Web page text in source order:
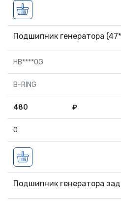
Подшипник генератора
HB****0G
B-RING
480 ₽
0
Подшипник генератора